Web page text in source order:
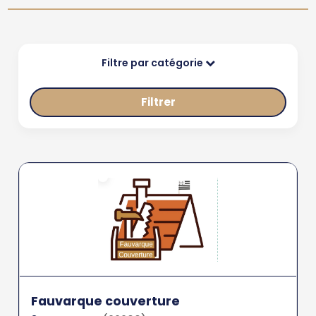
Filtre par catégorie
Filtrer
Fauvarque couverture